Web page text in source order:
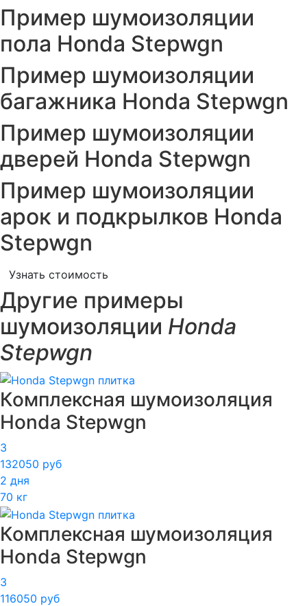
Пример шумоизоляции
пола Honda Stepwgn
Пример шумоизоляции
багажника Honda Stepwgn
Пример шумоизоляции
дверей Honda Stepwgn
Пример шумоизоляции
арок и подкрылков Honda
Stepwgn
Узнать стоимость
Другие примеры
шумоизоляции Honda
Stepwgn
Комплексная шумоизоляция
Honda Stepwgn
3
132050 руб
2 дня
70 кг
Комплексная шумоизоляция
Honda Stepwgn
3
116050 руб